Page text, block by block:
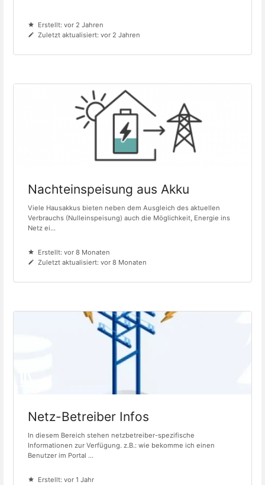
Erstellt: vor 2 Jahren
Zuletzt aktualisiert: vor 2 Jahren
Nachteinspeisung aus Akku
Viele Hausakkus bieten neben dem Ausgleich des aktuellen
Verbrauchs (Nulleinspeisung) auch die Möglichkeit, Energie ins
Netz ei...
Erstellt: vor 8 Monaten
Zuletzt aktualisiert: vor 8 Monaten
Netz-Betreiber Infos
In diesem Bereich stehen netzbetreiber-spezifische
Informationen zur Verfügung. z.B.: wie bekomme ich einen
Benutzer im Portal ...
Erstellt: vor 1 Jahr